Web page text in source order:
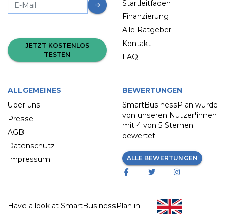
JETZT KOSTENLOS
TESTEN
Startleitfaden
Finanzierung
Alle Ratgeber
Kontakt
FAQ
ALLGEMEINES
Über uns
Presse
AGB
Datenschutz
Impressum
BEWERTUNGEN
SmartBusinessPlan wurde
von unseren Nutzer*innen
mit 4 von 5 Sternen
bewertet.
ALLE BEWERTUNGEN
Have a look at SmartBusinessPlan in: